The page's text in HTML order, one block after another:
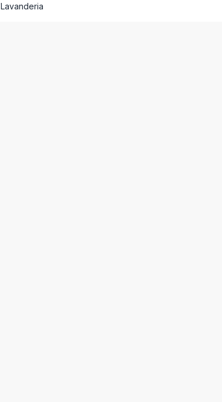
Lavanderia